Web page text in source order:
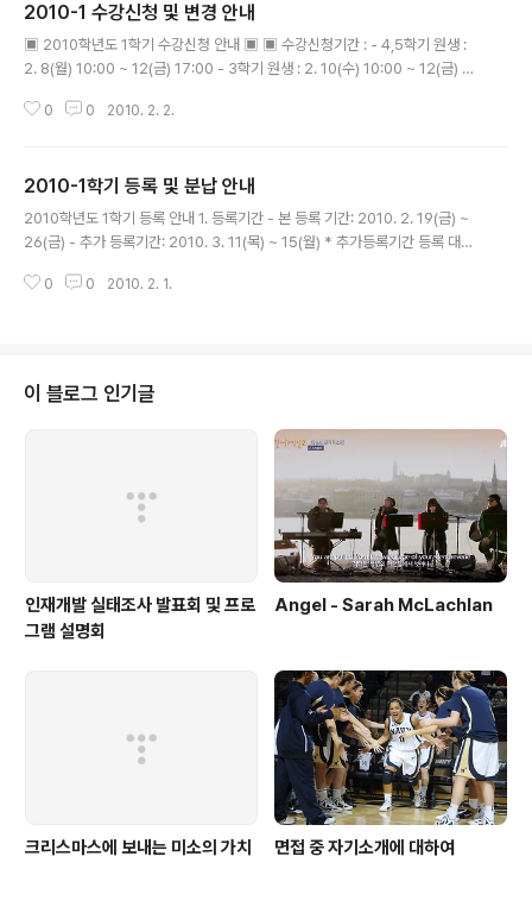
는 HRD의 역할을 떠올리며 정리하였습니다. 2010 ICE (I
nternational Conference & Exposition) The Ame
rican Society for Training & Development I. AST
lue find your pass..
2010-1 수강신청 및 변경 안내
▣ 2010학년도 1학기 수강신청 안내 ▣ ▣ 수강신청기간 : - 4,5학기 원생 :
2. 8(월) 10:00 ~ 12(금) 17:00 - 3학기 원생 : 2. 10(수) 10:00 ~ 12(금) 1
탈시스템 -> 우측 [대학원 수강신청] 클릭 * 공지된 강의시간표는 사정에 따라
의 변경 또는 폐강으로 인해 수강신청을 변경해야 할 경우 개강 후 '수강신 청 확
인 및 변경기간(2010. 3. 2(화) ~ 8(월) 24:00)'에 변경하시기 바랍니다. [..
0 0 2010. 2. 2.
2010-1학기 등록 및 분납 안내
2010학년도 1학기 등록 안내 1. 등록기간 - 본 등록 기간: 2010. 2. 19(금) ~
26(금) - 추가 등록기간: 2010. 3. 11(목) ~ 15(월) * 추가등록기간 등록 대상
(등록금의 1/8 납부 대상) 2. 등록금 고지서 출력기간 : 2010. 2. 8(월) 10:00
재된 등록금 납부 가상계좌로 정확한 금액을 입금 - 입금 방법: 텔레뱅킹, 인터..
0 0 2010. 2. 1.
이 블로그 인기글
인재개발 실태조사 발표회 및 프로
그램 설명회
Angel - Sarah McLachlan
크리스마스에 보내는 미소의 가치 면접 중 자기소개에 대하여